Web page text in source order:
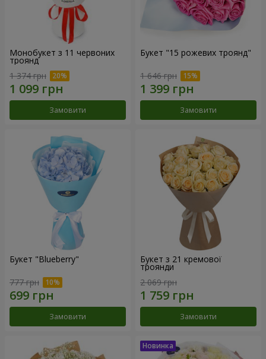
Монобукет з 11 червоних
троянд
1 374 грн
Замовити
Букет "15 рожевих троянд"
1 646 грн
Замовити
Букет "Blueberry"
777 грн
Замовити
Букет з 21 кремової
троянди
2 069 грн
Замовити